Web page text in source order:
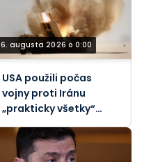
6. augusta 2026 o 0:00
USA použili počas
vojny proti Iránu
„prakticky všetky“
balistické rakety –
Reuters